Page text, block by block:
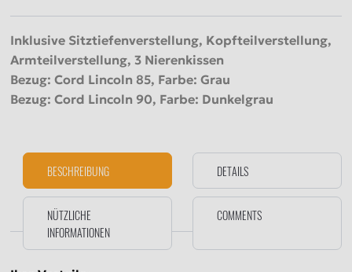
Inklusive Sitztiefenverstellung, Kopfteilverstellung,
Armteilverstellung, 3 Nierenkissen
Bezug: Cord Lincoln 85, Farbe: Grau
Bezug: Cord Lincoln 90, Farbe: Dunkelgrau
BESCHREIBUNG DETAILS
NÜTZLICHE
INFORMATIONEN
COMMENTS